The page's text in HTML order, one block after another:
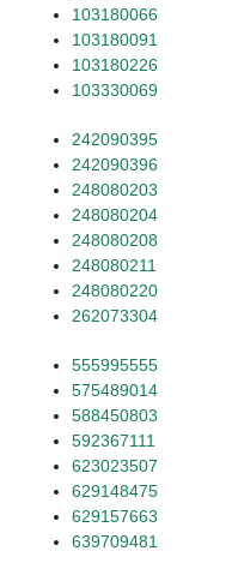
103180066
103180091
103180226
103330069
242090395
242090396
248080203
248080204
248080208
248080211
248080220
262073304
555995555
575489014
588450803
592367111
623023507
629148475
629157663
639709481